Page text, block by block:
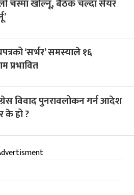
चस्मा खोल्नू, बैठक चल्दा सेयर
‘सर्भर’ समस्याले १६
प्रभावित
विवाद पुनरावलोकन गर्न आदेश
के हो ?